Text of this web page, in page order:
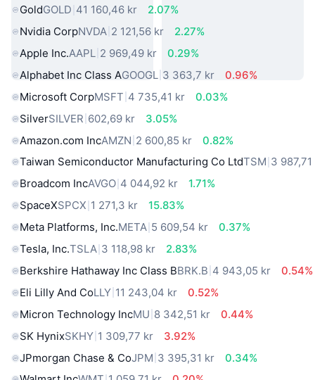
GoldGOLD 41 160,46 kr
2.07%
Nvidia CorpNVDA 2 121,56 kr
2.27%
Apple Inc.AAPL 2 969,49 kr
0.29%
Alphabet Inc Class AGOOGL 3 363,7 kr
0.96%
Microsoft CorpMSFT 4 735,41 kr
0.03%
SilverSILVER 602,69 kr
3.05%
Amazon.com IncAMZN 2 600,85 kr
0.82%
Taiwan Semiconductor Manufacturing Co LtdTSM 3
Broadcom IncAVGO 4 044,92 kr
1.71%
SpaceXSPCX 1 271,3 kr
15.83%
Meta Platforms, Inc.META 5 609,54 kr
0.37%
Tesla, Inc.TSLA 3 118,98 kr
2.83%
Berkshire Hathaway Inc Class BBRK.B 4 943,05 kr
0.54%
Eli Lilly And CoLLY 11 243,04 kr
0.52%
Micron Technology IncMU 8 342,51 kr
0.44%
SK HynixSKHY 1 309,77 kr
3.92%
JPmorgan Chase & CoJPM 3 395,31 kr
0.34%